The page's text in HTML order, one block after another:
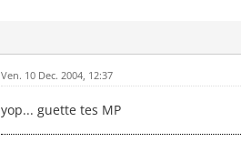
Ven. 10 Dec. 2004, 12:37
yop... guette tes MP